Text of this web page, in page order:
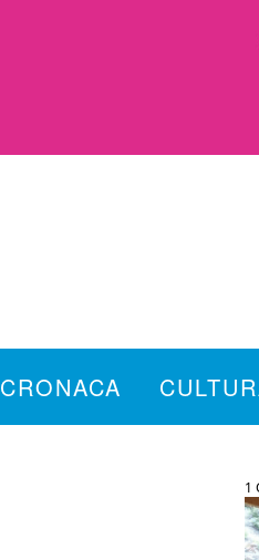
CRONACA
1